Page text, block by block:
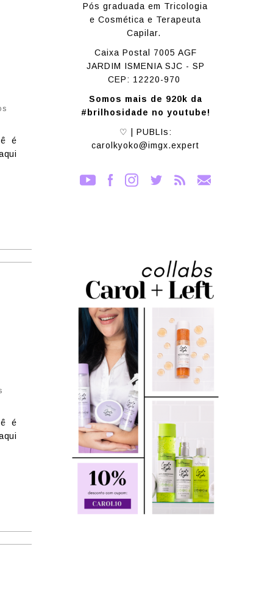
é
é
Pós graduada em Tricologia
e Cosmética e Terapeuta
Capilar.
Caixa Postal 7005 AGF
JARDIM ISMENIA SJC - SP
CEP: 12220-970
Somos mais de 920k da
#brilhosidade no youtube!
♡ | PUBLIs:
carolkyoko@imgx.expert